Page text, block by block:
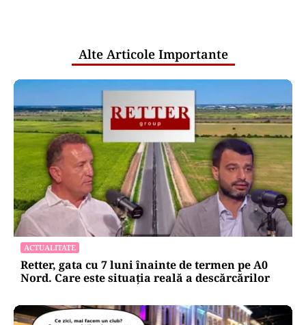
Alte Articole Importante
ACTUALITATE
Retter, gata cu 7 luni înainte de termen pe A0
Nord. Care este situația reală a descărcărilor